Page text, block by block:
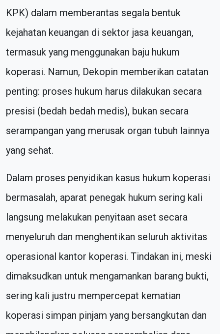
KPK) dalam memberantas segala bentuk
kejahatan keuangan di sektor jasa keuangan,
termasuk yang menggunakan baju hukum
koperasi. Namun, Dekopin memberikan catatan
penting: proses hukum harus dilakukan secara
presisi (bedah bedah medis), bukan secara
serampangan yang merusak organ tubuh lainnya
yang sehat.
Dalam proses penyidikan kasus hukum koperasi
bermasalah, aparat penegak hukum sering kali
langsung melakukan penyitaan aset secara
menyeluruh dan menghentikan seluruh aktivitas
operasional kantor koperasi. Tindakan ini, meski
dimaksudkan untuk mengamankan barang bukti,
sering kali justru mempercepat kematian
koperasi simpan pinjam yang bersangkutan dan